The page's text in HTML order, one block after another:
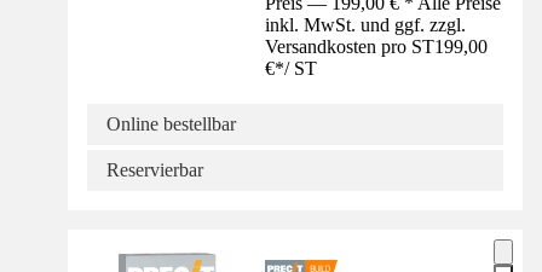
inkl. MwSt. und ggf. zzgl.
Versandkosten pro ST199,00
€*/ ST
Online bestellbar
Reservierbar